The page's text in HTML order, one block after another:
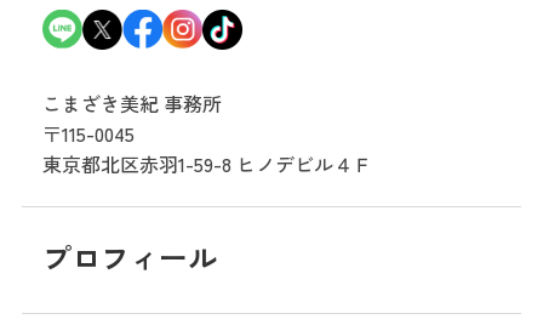
こまざき美紀 事務所
〒115-0045
東京都北区赤羽1-59-8 ヒノデビル４Ｆ
プロフィール